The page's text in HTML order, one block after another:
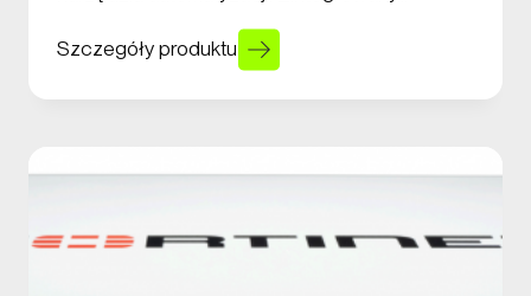
Szczegóły produktu